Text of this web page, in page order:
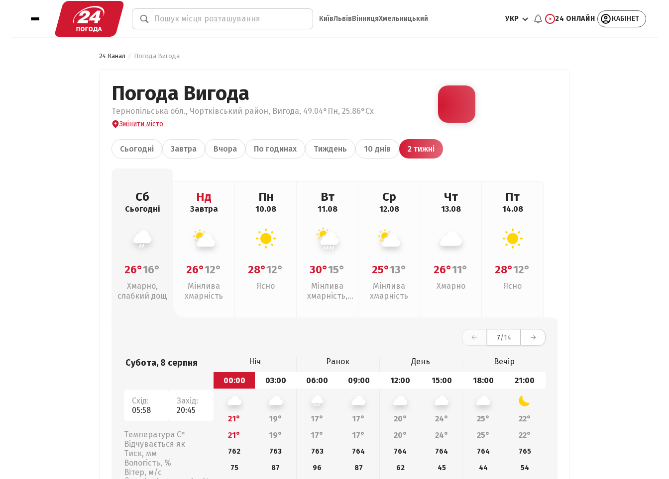
КиївЛьвівВінницяХмельницький УКР 24 ОНЛАЙН КАБІНЕТ
24 Канал Погода Вигода
Погода Вигода
Тернопільська обл., Чортківський район, Вигода, 49.04°Пн, 25.86°Сх
Змінити місто
Сьогодні Завтра Вчора По годинах Тиждень 10 днів 2 тижні
Сб
Сьогодні
26°16°
Хмарно,
слабкий дощ
Нд
Завтра
26°12°
Мінлива
хмарність
Пн
10.08
28°12°
Ясно
Вт
11.08
30°15°
Мінлива
хмарність,
Ср
12.08
25°13°
Мінлива
хмарність
Чт
13.08
26°11°
Хмарно
Пт
14.08
28°12°
Ясно
7/14
Субота, 8 серпня
Схід:
05:58
Захід:
20:45
Температура С°
Відчувається як
Тиск, мм
Вологість, %
Вітер, м/с
Ніч Ранок День
Вечір
00:00
03:00 06:00 09:00 12:00 15:00 18:00 21:00
21° 19° 17° 17° 20° 24° 25°
22°
21°
19° 17° 17° 20° 24° 25° 22°
762 763 763 764 764 764 764
765
75
87 96 87 62 45 44
54